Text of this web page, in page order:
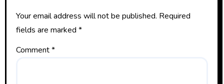
Your email address will not be published. Required
fields are marked *
Comment*